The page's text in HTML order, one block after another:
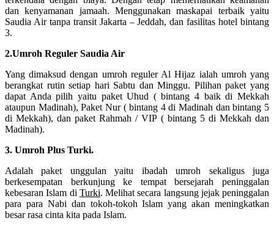
dan kenyamanan jamaah. Menggunakan maskapai terbaik yaitu
Saudia Air tanpa transit Jakarta – Jeddah, dan fasilitas hotel bintang
3.
2.Umroh Reguler Saudia Air
Yang dimaksud dengan umroh reguler Al Hijaz ialah umroh yang
berangkat rutin setiap hari Sabtu dan Minggu. Pilihan paket yang
dapat Anda pilih yaitu paket Uhud ( bintang 4 baik di Mekkah
ataupun Madinah), Paket Nur ( bintang 4 di Madinah dan bintang 5
di Mekkah), dan paket Rahmah / VIP ( bintang 5 di Mekkah dan
Madinah).
3. Umroh Plus Turki.
Adalah paket unggulan yaitu ibadah umroh sekaligus juga
berkesempatan berkunjung ke tempat bersejarah peninggalan
kebesaran Islam di Turki. Melihat secara langsung jejak peninggalan
para para Nabi dan tokoh-tokoh Islam yang akan meningkatkan
besar rasa cinta kita pada Islam.